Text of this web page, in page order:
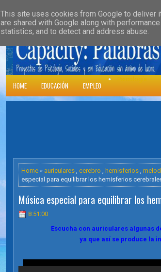
HOME DOWNLOADS » PARENT CATEGORY »
HOME EDUCACIÓN EMPLEO
Home » auriculares , cerebro , hemisferios ,
especial para equilibrar los hemisferios
Música especial para equilibrar los
8:51:00
Escucha con auriculares algunas
ya que así se produce la
This site uses cookies from Google to deliver
are shared with Google along with
statistics, and to detect and address abuse.